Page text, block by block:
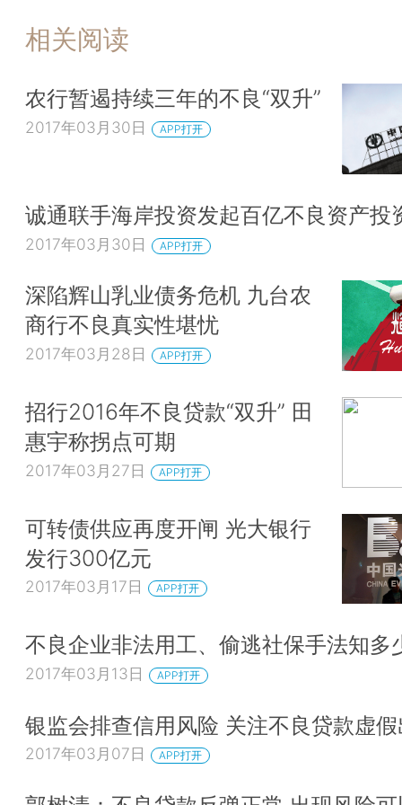
相关阅读
农行暂遏持续三年的不良“双升”
2017年03月30日 APP打开
诚通联手海岸投资发起百亿不良资产投
2017年03月30日 APP打开
深陷辉山乳业债务危机 九台农
商行不良真实性堪忧
2017年03月28日 APP打开
招行2016年不良贷款“双升” 田
惠宇称拐点可期
2017年03月27日 APP打开
可转债供应再度开闸 光大银行
发行300亿元
2017年03月17日 APP打开
不良企业非法用工、偷逃社保手法知多
2017年03月13日 APP打开
银监会排查信用风险 关注不良贷款虚
2017年03月07日 APP打开